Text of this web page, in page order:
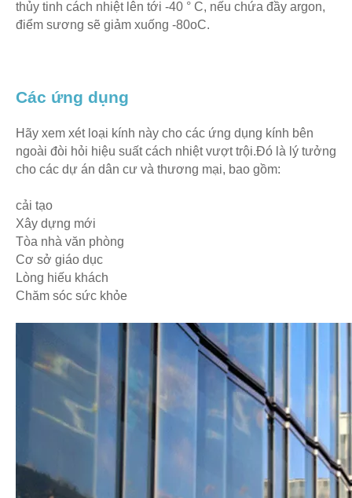
thủy tinh cách nhiệt lên tới -40 ° C, nếu chứa đầy argon,
điểm sương sẽ giảm xuống -80oC.
Các ứng dụng
Hãy xem xét loại kính này cho các ứng dụng kính bên
ngoài đòi hỏi hiệu suất cách nhiệt vượt trội.Đó là lý tưởng
cho các dự án dân cư và thương mại, bao gồm:
cải tạo
Xây dựng mới
Tòa nhà văn phòng
Cơ sở giáo dục
Lòng hiếu khách
Chăm sóc sức khỏe